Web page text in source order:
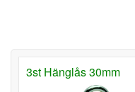
3st Hänglås 30mm